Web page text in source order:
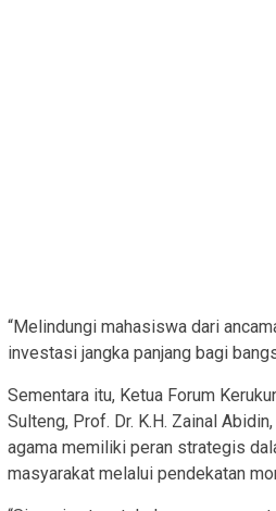
“Melindungi mahasiswa dari
investasi jangka panjang bagi
Sementara itu, Ketua Forum
Sulteng, Prof. Dr. K.H. Zainal
agama memiliki peran strategis
masyarakat melalui pendekatan